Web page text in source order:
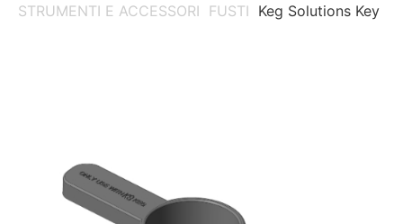
STRUMENTI E ACCESSORI FUSTI Keg Solutions Key